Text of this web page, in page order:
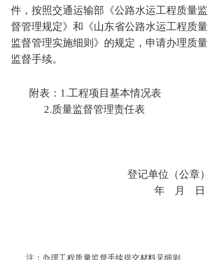
件，按照交通运输部《公路水运工程质量监
督管理规定》和《山东省公路水运工程质量
监督管理实施细则》的规定，申请办理质量
监督手续。
附表： 1.工程项目基本情况表
2.质量监督管理责任表
登记单位（公章）
年
月 日
注：办理工程质量监督手续提交材料见细则